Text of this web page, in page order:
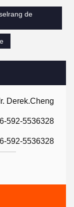
Derek.Cheng
592-5536328
592-5536328
de